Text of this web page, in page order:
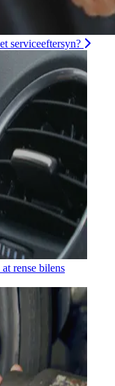
serviceeftersyn?
rense bilens